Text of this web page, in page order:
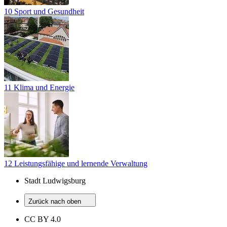
10 Sport und Gesundheit
11 Klima und Energie
12 Leistungsfähige und lernende Verwaltung
Stadt Ludwigsburg
Zurück nach oben
CC BY 4.0